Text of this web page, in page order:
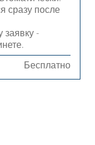
сразу после
-
Бесплатно